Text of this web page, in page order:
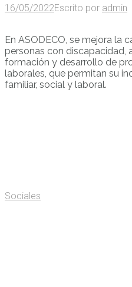
16/05/2022Escrito por admin
En ASODECO, se mejora la
personas con discapacidad,
formación y desarrollo de
laborales, que permitan su
familiar, social y laboral.
Sociales